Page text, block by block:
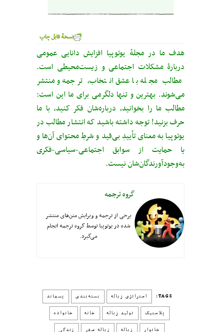
نسخهٔ قابل چاپ
هدف ما در مجلهٔ یوتوپیا افزایش دانایی عمومی
دربارهٔ مشکلات اجتماعی و زیست‌محیطی است.
مطالب مجله با عشق انتخاب، ترجمه و منتشر
می‌شوند. بهترین و تنها دلگرمی برای ما این است:
مطالب ما را بخوانید، درباره‌شان فکر کنید، با ما
حرف بزنید! توجه داشته باشید که انتشار مطالب در
یوتوپیا به معنای تأییدِ بی‌قید‌ و شرطِ محتوای آن‌ها و
یا حمایت از سوابق اجتماعی-سیاسی-فکری
به‌وجودآورندگان‌شان نیست.
گروه ترجمه
برخی از ترجمه و ویرایش متن‌های منتشر
شده در یوتوپیا توسط گروه ترجمه انجام
می‌گیرد.
TAGS: استراتژی ‌زباله بسته‌بندی پسماند
پلاستیک تولید زباله خانه خانواده
خانوار زباله زباله‌ صفر‬ زندگی